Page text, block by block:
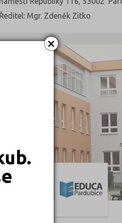
×
Ředitel: Mgr. Zdeněk Zitko